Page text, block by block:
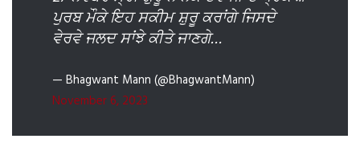
ਪੁਰਬ ਮੌਕੇ ਇਹ ਸਕੀਮ ਸ਼ੁਰੂ ਕਰਾਂਗੇ ਜਿਸਦੇ
ਵੇਰਵੇ ਜਲਦ ਸਾਂਝੇ ਕੀਤੇ ਜਾਣਗੇ…
— Bhagwant Mann (@BhagwantMann)
November 6, 2023